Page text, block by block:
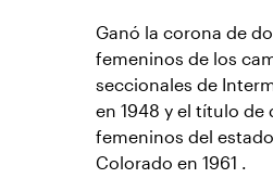
Ganó la corona de
femeninos de los
seccionales de
en 1948 y el título de
femeninos del
Colorado en 1961 .